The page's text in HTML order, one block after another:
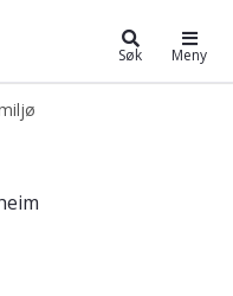
Søk Meny
–